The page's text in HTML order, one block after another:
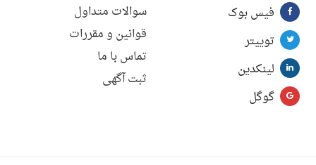
فیس بوک
توییتر
لینکدین
گوگل
سوالات متداول
قوانین و مقررات
تماس با ما
ثبت آگهی